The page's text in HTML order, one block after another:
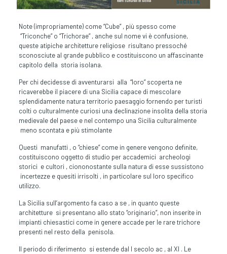
Note (impropriamente) come “Cube” , più spesso come
“Triconche” o “Trichorae” , anche sul nome vi è confusione,
queste atipiche architetture religiose risultano pressoché
sconosciute al grande pubblico e costituiscono un affascinante
capitolo della storia isolana.
Per chi decidesse di avventurarsi alla “loro” scoperta ne
ricaverebbe il piacere di una Sicilia capace di mescolare
splendidamente natura territorio paesaggio fornendo per turisti
colti o culturalmente curiosi una declinazione insolita della storia
medievale del paese e nel contempo una Sicilia culturalmente
meno scontata e più stimolante
Questi manufatti , o “chiese” come in genere vengono definite,
costituiscono oggetto di studio per accademici archeologi
storici e cultori , ciononostante sulla natura di esse sussistono
incertezze e quesiti irrisolti , in particolare sul loro specifico
utilizzo.
La Sicilia sull’argomento fa caso a se , in quanto queste
architetture si presentano allo stato “originario”, non inserite in
impianti chiesastici come in genere accade per le rare trichore
presenti nel resto della penisola.
Il periodo di riferimento si estende dal I secolo ac , al XI . Le